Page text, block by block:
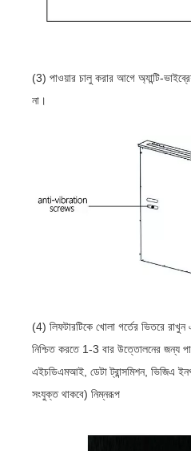
(3) পাওয়ার চালু করার আগে অ্যান্টি-
না।
(4) লিফটারটিকে খোলা গর্তের ভিতরে
নিশ্চিত করতে 1-3 বার উত্তোলনের জন্য
এইচডিএমআই, ডেটা ট্রান্সমিশন, ভিজিএ
সংযুক্ত থাকবে) নিম্নরূপ